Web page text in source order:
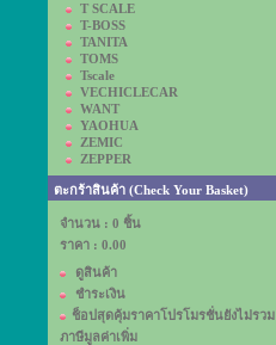
T SCALE
T-BOSS
TANITA
TOMS
Tscale
VECHICLECAR
WANT
YAOHUA
ZEMIC
ZEPPER
ตะกร้าสินค้า (Check Your Basket)
จำนวน : 0 ชิ้น
ราคา : 0.00
ดูสินค้า
ชำระเงิน
ช็อปสุดคุ้มราคาโปรโมรชั่นยังไม่รวม
ภาษีมูลค่าเพิ่ม